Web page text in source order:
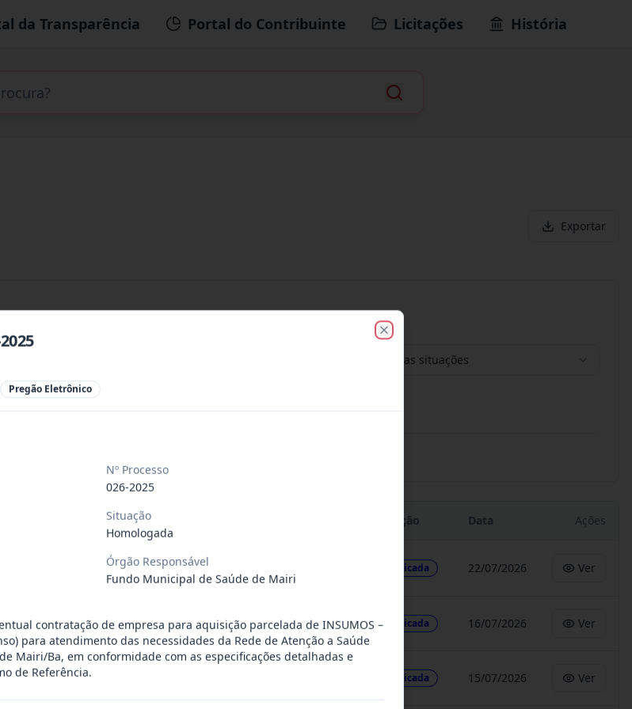
da Transparência Portal do Contribuinte Licitações História
Exportar
Todas as situações
Situação Data Ações
materiais de expediente,... Publicada 22/07/2026 Ver
prestação de serviços... Publicada 16/07/2026 Ver
regularmente matricul Publicada 15/07/2026 Ver
Pregão Eletrônico
Nº Processo
026-2025
Situação
Homologada
Órgão Responsável
Fundo Municipal de Saúde de Mairi
contratação de empresa para aquisição parcelada de INSUMOS –
para atendimento das necessidades da Rede de Atenção a Saúde
Mairi/Ba, em conformidade com as especificações detalhadas e
de Referência.
Close